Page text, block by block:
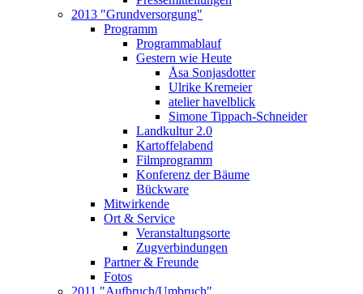
2013 "Grundversorgung"
Programm
Programmablauf
Gestern wie Heute
Åsa Sonjasdotter
Ulrike Kremeier
atelier havelblick
Simone Tippach-Schneider
Landkultur 2.0
Kartoffelabend
Filmprogramm
Konferenz der Bäume
Bückware
Mitwirkende
Ort & Service
Veranstaltungsorte
Zugverbindungen
Partner & Freunde
Fotos
2011 "Aufbruch/Umbruch"